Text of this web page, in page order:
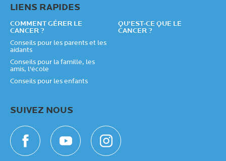
LIENS RAPIDES
COMMENT GÉRER LE
CANCER ?
Conseils pour les parents et les
aidants
Conseils pour la famille, les
amis, l'école
Conseils pour les enfants
QU'EST-CE QUE LE
CANCER ?
SUIVEZ NOUS